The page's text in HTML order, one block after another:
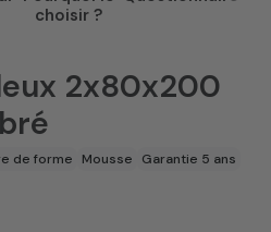
choisir ?
2x80x200
de forme Mousse
Garantie 5 ans